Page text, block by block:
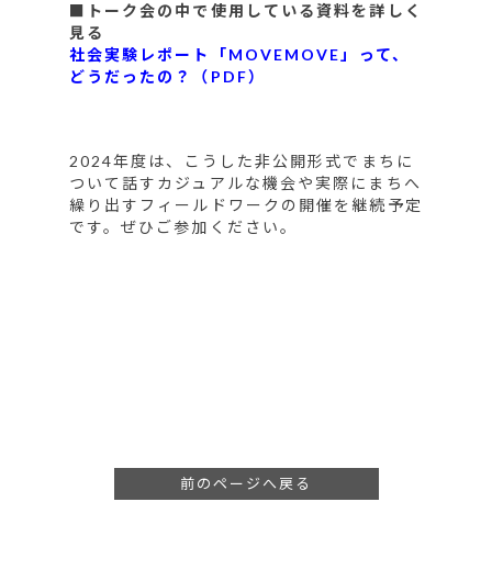
■トーク会の中で使用している資料を詳しく
見る
社会実験レポート「MOVEMOVE」って、
どうだったの？（PDF）
2024年度は、こうした非公開形式でまちに
ついて話すカジュアルな機会や実際にまちへ
繰り出すフィールドワークの開催を継続予定
です。ぜひご参加ください。
前のページへ戻る